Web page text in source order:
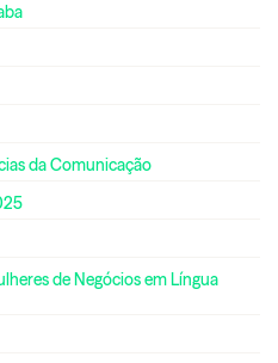
da Comunicação
de Negócios em Língua